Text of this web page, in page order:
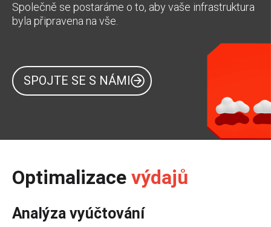
Společně se postaráme o to, aby vaše infrastruktura
byla připravena na vše.
SPOJTE SE S NÁMI
Optimalizace výdajů
Analýza vyúčtování